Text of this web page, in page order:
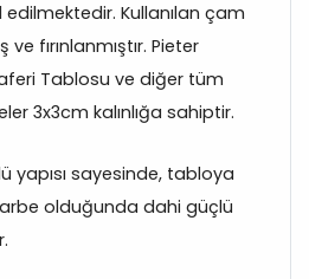
Kullanılan çam
fırınlanmıştır. Pieter
Tablosu ve diğer tüm
3x3cm kalınlığa sahiptir.
yapısı sayesinde, tabloya
olduğunda dahi güçlü